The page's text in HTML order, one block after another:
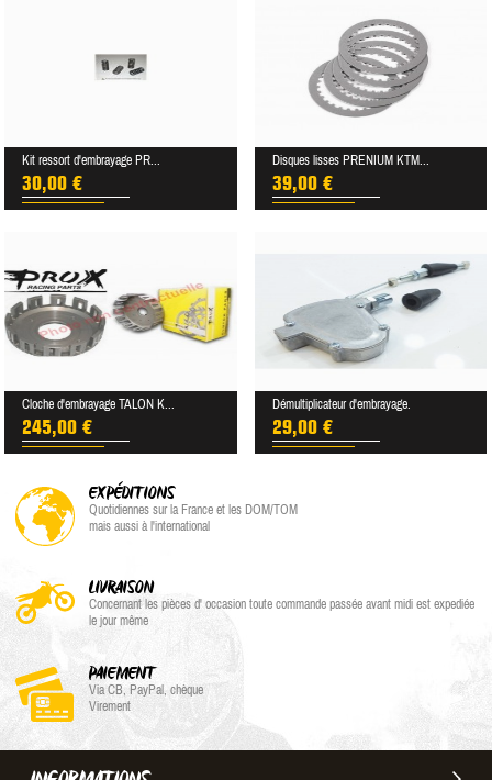
Kit ressort d'embrayage PR...
30,00 €
Disques lisses PRENIUM KTM...
39,00 €
Cloche d'embrayage TALON K...
245,00 €
Démultiplicateur d'embrayage.
29,00 €
EXPÉDITIONS
Quotidiennes sur la France et les DOM/TOM
mais aussi à l'international
LIVRAISON
Concernant les pièces d' occasion toute commande passée avant midi est expediée
le jour même
PAIEMENT
Via CB, PayPal, chèque
Virement